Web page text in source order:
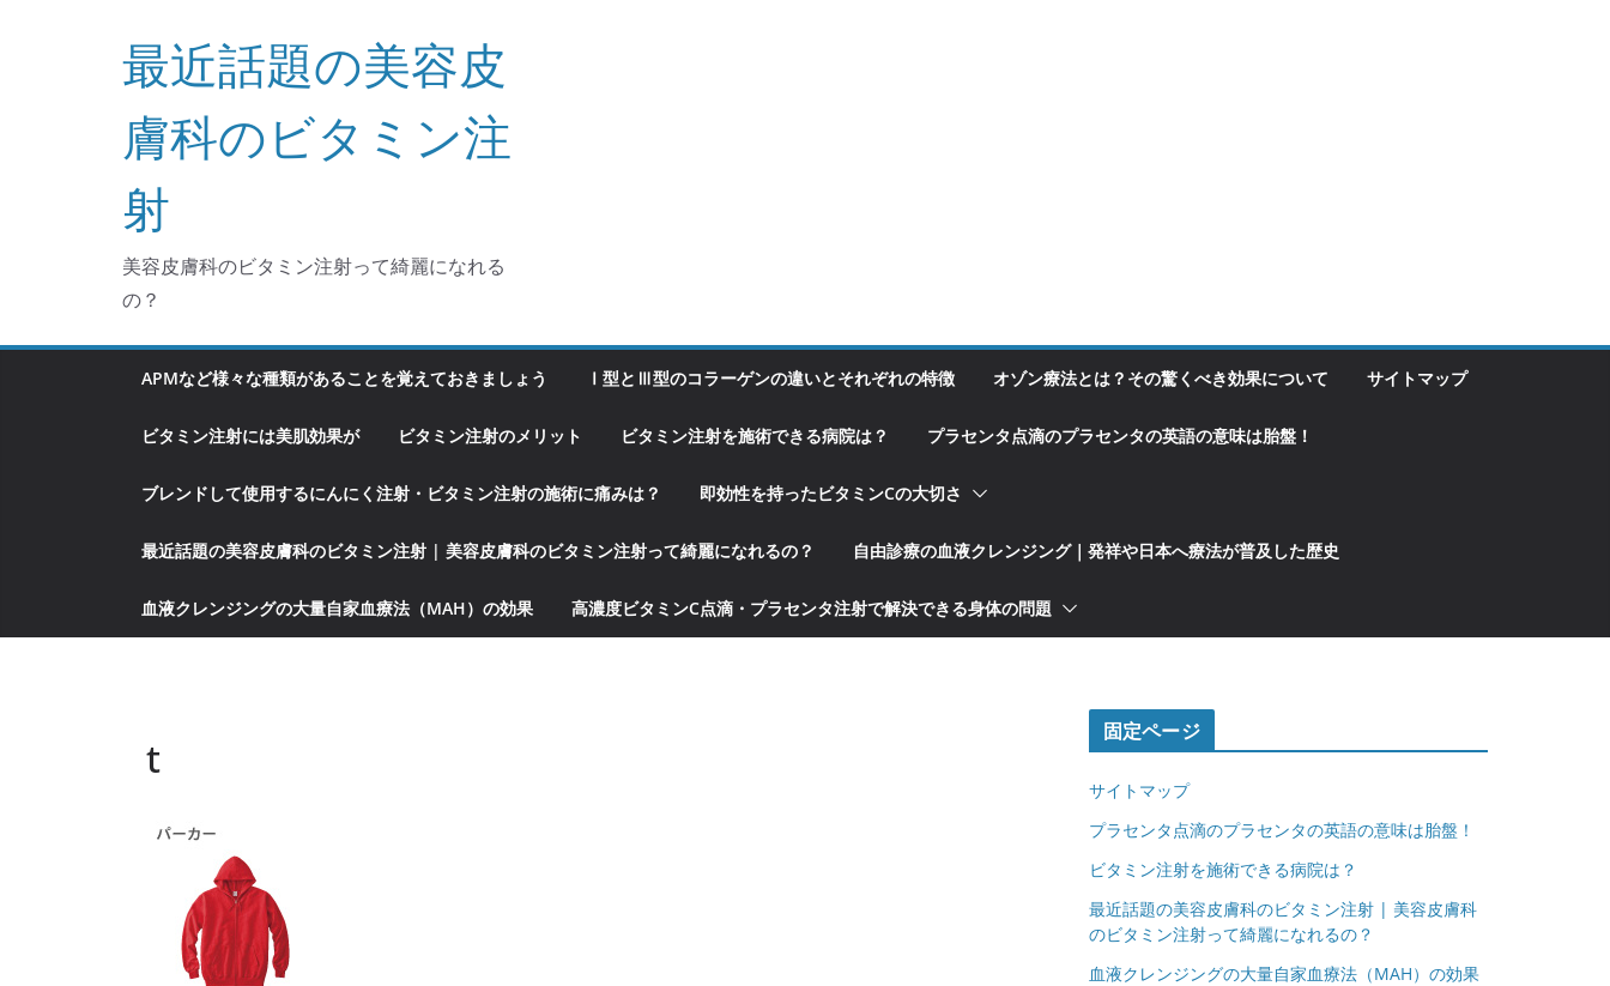
最近話題の美容皮
膚科のビタミン注
射
美容皮膚科のビタミン注射って綺麗になれる
の？
APMなど様々な種類があることを覚えておきましょう Ⅰ型とⅢ型のコラーゲンの違いとそれぞれの特徴 オゾン療法とは？その驚くべき効果について サイトマップ
ビタミン注射には美肌効果が ビタミン注射のメリット ビタミン注射を施術できる病院は？ プラセンタ点滴のプラセンタの英語の意味は胎盤！
ブレンドして使用するにんにく注射・ビタミン注射の施術に痛みは？ 即効性を持ったビタミンCの大切さ
最近話題の美容皮膚科のビタミン注射 | 美容皮膚科のビタミン注射って綺麗になれるの？ 自由診療の血液クレンジング｜発祥や日本へ療法が普及した歴史
血液クレンジングの大量自家血療法（MAH）の効果 高濃度ビタミンC点滴・プラセンタ注射で解決できる身体の問題
t
固定ページ
サイトマップ
プラセンタ点滴のプラセンタの英語の意味は胎盤！
ビタミン注射を施術できる病院は？
最近話題の美容皮膚科のビタミン注射 | 美容皮膚科
のビタミン注射って綺麗になれるの？
血液クレンジングの大量自家血療法（MAH）の効果